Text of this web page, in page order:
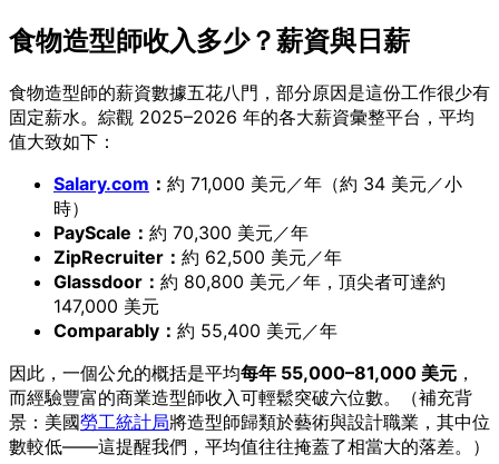
食物造型師收入多少？薪資與日薪
食物造型師的薪資數據五花八門，部分原因是這份工作很少有
固定薪水。綜觀 2025–2026 年的各大薪資彙整平台，平均
值大致如下：
Salary.com ： 約 71,000 美元／年（約 34 美元／小
時）
PayScale： 約 70,300 美元／年
ZipRecruiter： 約 62,500 美元／年
Glassdoor： 約 80,800 美元／年，頂尖者可達約
147,000 美元
Comparably： 約 55,400 美元／年
因此，一個公允的概括是平均每年 55,000–81,000 美元 ，
而經驗豐富的商業造型師收入可輕鬆突破六位數。（補充背
景：美國勞工統計局將造型師歸類於藝術與設計職業，其中位
數較低——這提醒我們，平均值往往掩蓋了相當大的落差。）